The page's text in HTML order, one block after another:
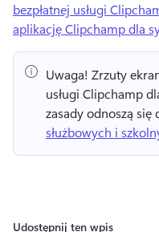
bezpłatnej usługi
aplikację Clipchamp dla
Uwaga! Zrzuty
usługi Clipchamp
zasady odnoszą się
służbowych i
Udostępnij ten wpis